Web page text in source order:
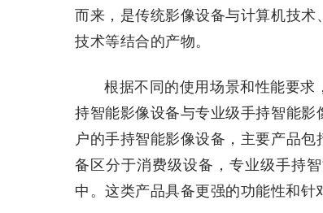
而来，是传统影像设备与计算机技
技术等结合的产物。
根据不同的使用场景和性能要
持智能影像设备与专业级手持智能
户的手持智能影像设备，主要产品
备区分于消费级设备，专业级手持
中。这类产品具备更强的功能性和针